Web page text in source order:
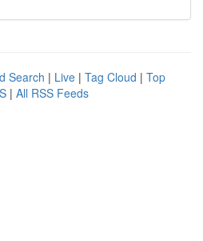
Search | Live | Tag Cloud | Top
| All RSS Feeds